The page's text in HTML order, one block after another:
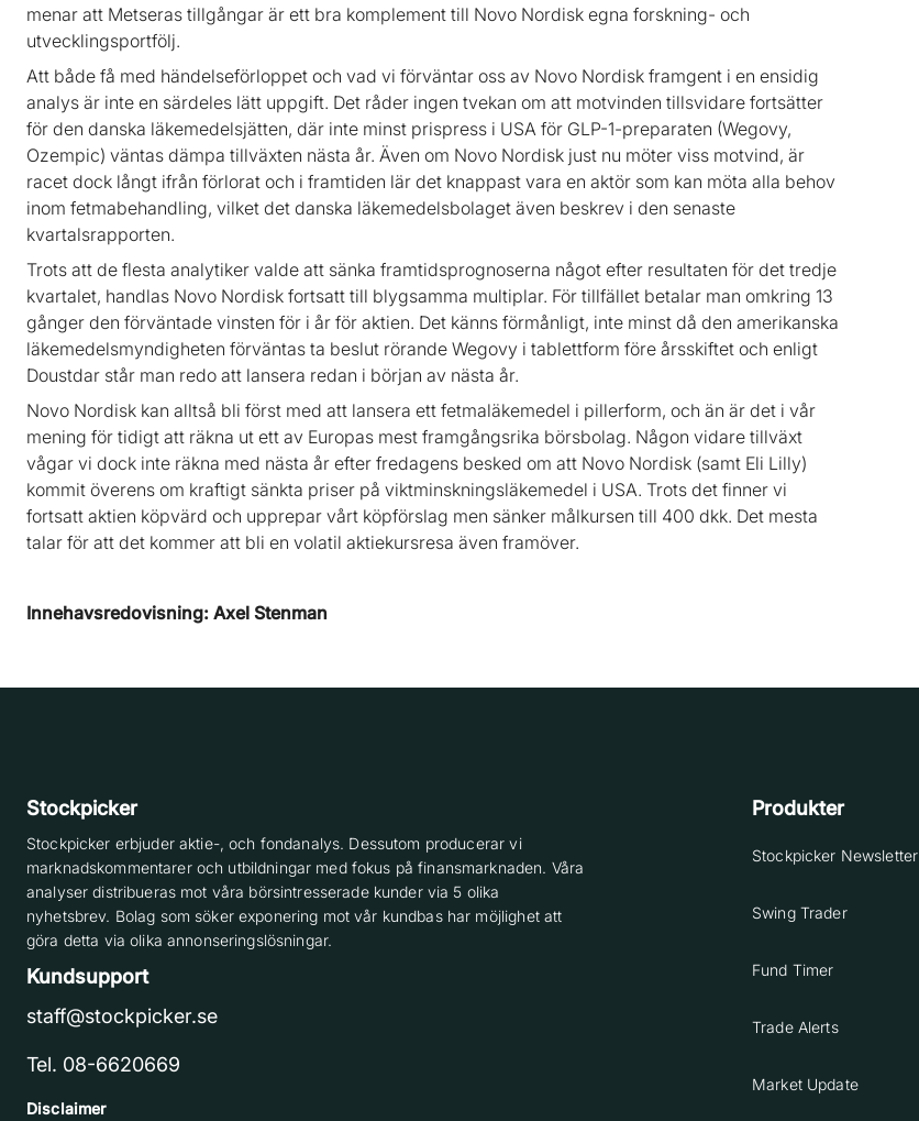
menar att Metseras tillgångar är ett bra komplement till Novo Nordisk egna forskning- och
utvecklingsportfölj.
Att både få med händelseförloppet och vad vi förväntar oss av Novo Nordisk framgent i en ensidig
analys är inte en särdeles lätt uppgift. Det råder ingen tvekan om att motvinden tillsvidare fortsätter
för den danska läkemedelsjätten, där inte minst prispress i USA för GLP-1-preparaten (Wegovy,
Ozempic) väntas dämpa tillväxten nästa år. Även om Novo Nordisk just nu möter viss motvind, är
racet dock långt ifrån förlorat och i framtiden lär det knappast vara en aktör som kan möta alla behov
inom fetmabehandling, vilket det danska läkemedelsbolaget även beskrev i den senaste
kvartalsrapporten.
Trots att de flesta analytiker valde att sänka framtidsprognoserna något efter resultaten för det tredje
kvartalet, handlas Novo Nordisk fortsatt till blygsamma multiplar. För tillfället betalar man omkring 13
gånger den förväntade vinsten för i år för aktien. Det känns förmånligt, inte minst då den amerikanska
läkemedelsmyndigheten förväntas ta beslut rörande Wegovy i tablettform före årsskiftet och enligt
Doustdar står man redo att lansera redan i början av nästa år.
Novo Nordisk kan alltså bli först med att lansera ett fetmaläkemedel i pillerform, och än är det i vår
mening för tidigt att räkna ut ett av Europas mest framgångsrika börsbolag. Någon vidare tillväxt
vågar vi dock inte räkna med nästa år efter fredagens besked om att Novo Nordisk (samt Eli Lilly)
kommit överens om kraftigt sänkta priser på viktminskningsläkemedel i USA. Trots det finner vi
fortsatt aktien köpvärd och upprepar vårt köpförslag men sänker målkursen till 400 dkk. Det mesta
talar för att det kommer att bli en volatil aktiekursresa även framöver.
Innehavsredovisning: Axel Stenman
Stockpicker
Stockpicker erbjuder aktie-, och fondanalys. Dessutom producerar vi
marknadskommentarer och utbildningar med fokus på finansmarknaden. Våra
analyser distribueras mot våra börsintresserade kunder via 5 olika
nyhetsbrev. Bolag som söker exponering mot vår kundbas har möjlighet att
göra detta via olika annonseringslösningar.
Kundsupport
staff@stockpicker.se
Tel. 08-6620669
Disclaimer
Produkter
Stockpicker Newsletter
Swing Trader
Fund Timer
Trade Alerts
Market Update